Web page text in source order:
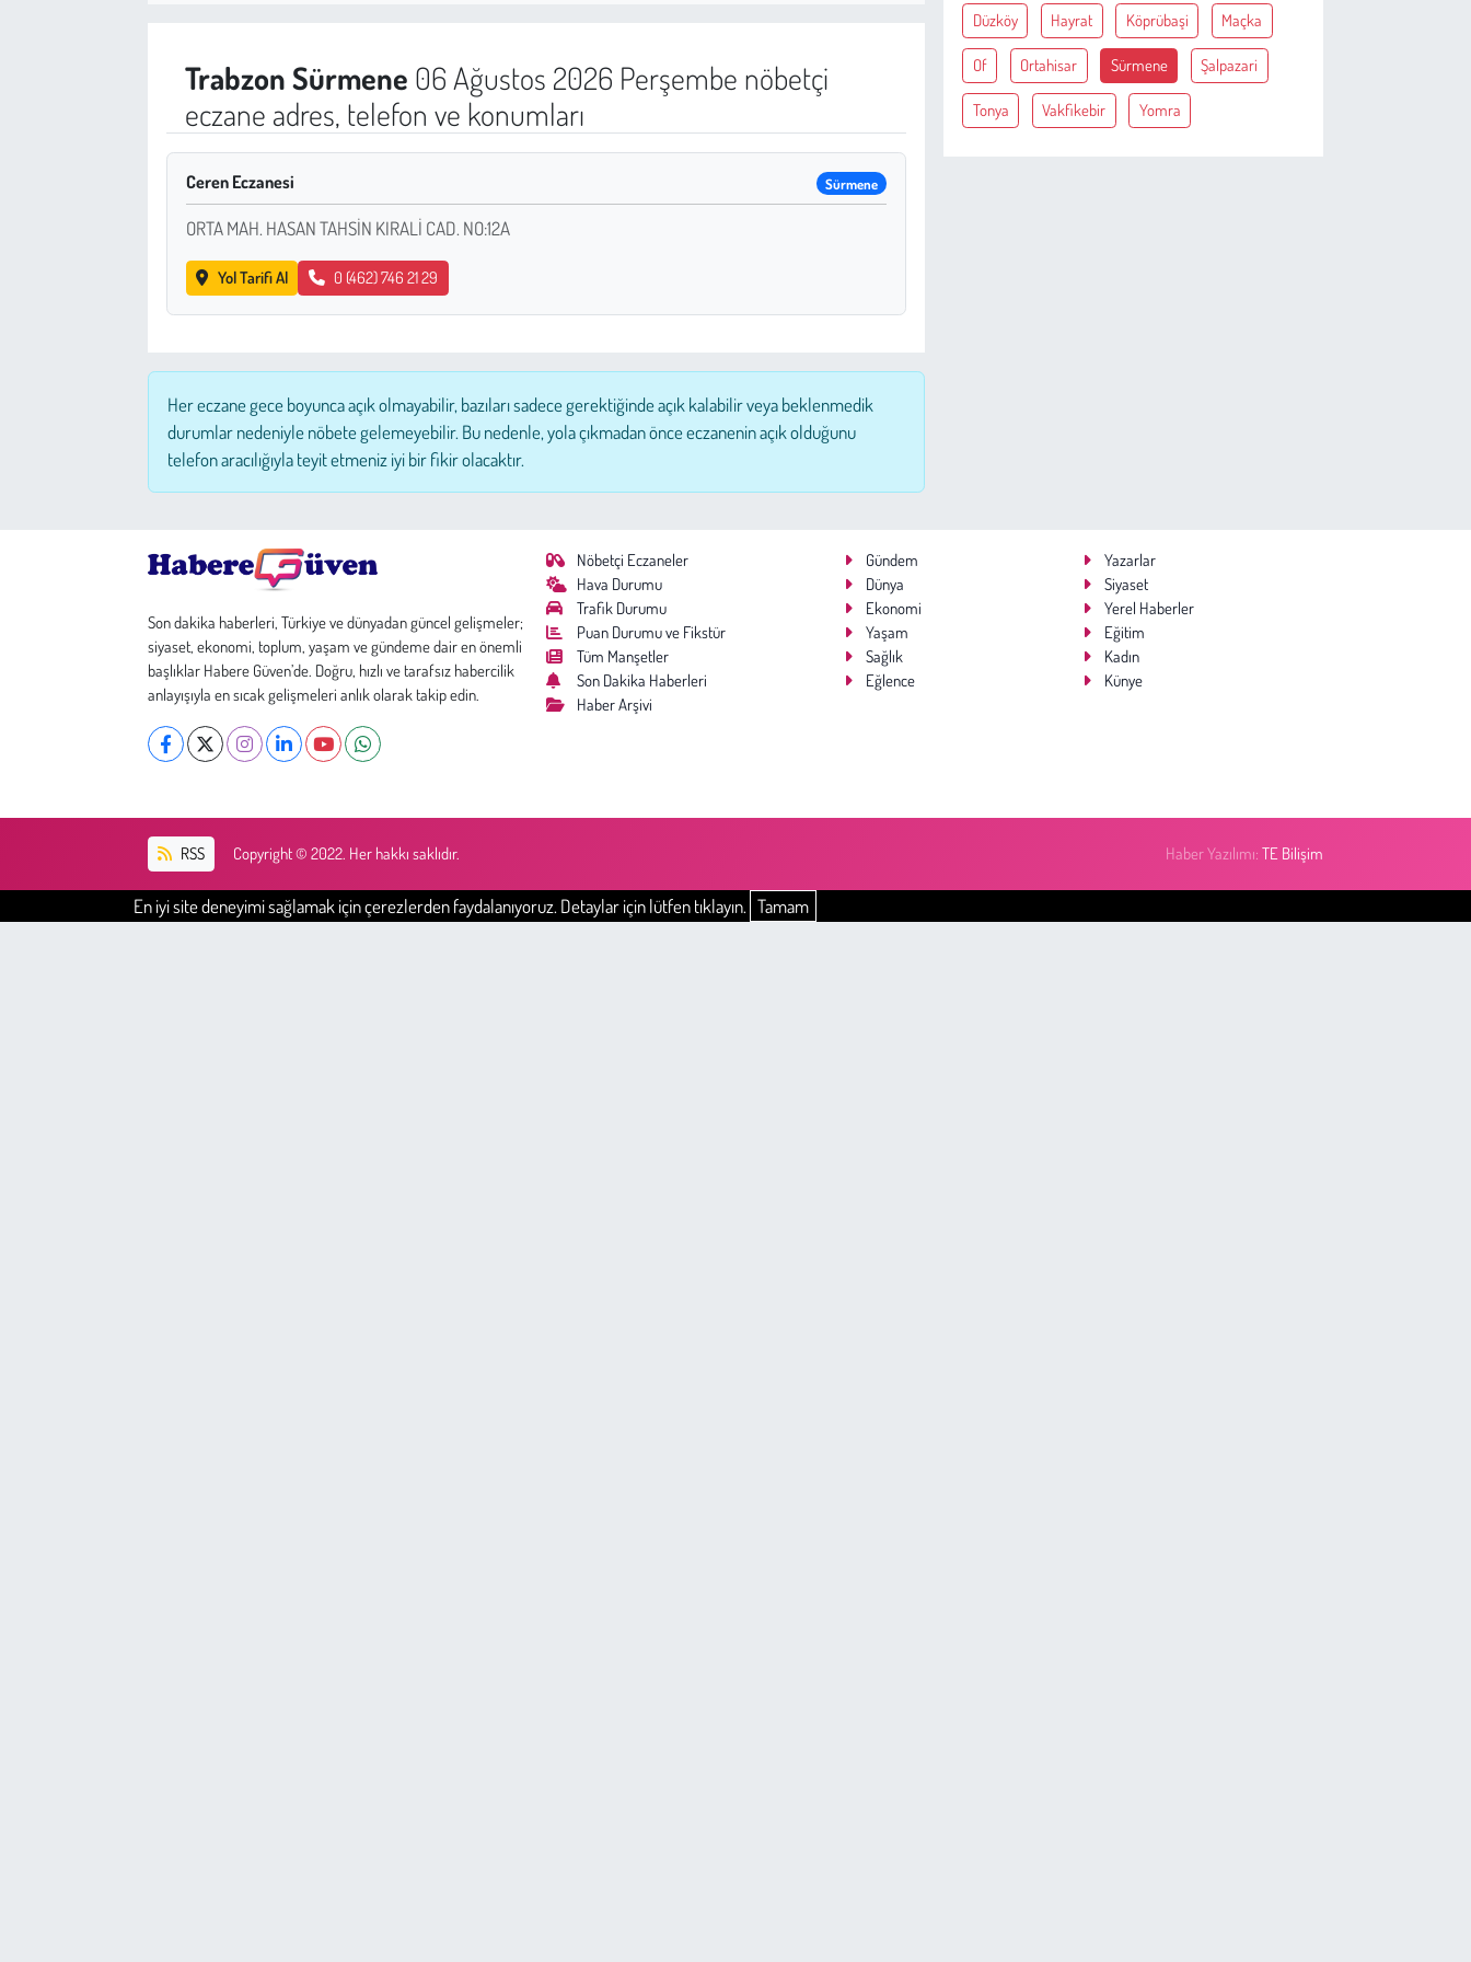
TrabzonSürmene 06 Ağustos 2026 Perşembe nöbetçi
eczane adres, telefon ve konumları
Ceren Eczanesi Sürmene
ORTA MAH. HASAN TAHSİN KIRALİ CAD. NO:12A
Yol Tarifi Al 0 (462) 746 21 29
Her eczane gece boyunca açık olmayabilir, bazıları sadece gerektiğinde açık kalabilir veya beklenmedik
durumlar nedeniyle nöbete gelemeyebilir. Bu nedenle, yola çıkmadan önce eczanenin açık olduğunu
telefon aracılığıyla teyit etmeniz iyi bir fikir olacaktır.
Düzköy Hayrat Köprübaşi Maçka
Of Ortahisar Sürmene Şalpazari
Tonya Vakfikebir Yomra
Son dakika haberleri, Türkiye ve dünyadan güncel gelişmeler;
siyaset, ekonomi, toplum, yaşam ve gündeme dair en önemli
başlıklar Habere Güven’de. Doğru, hızlı ve tarafsız habercilik
anlayışıyla en sıcak gelişmeleri anlık olarak takip edin.
Nöbetçi Eczaneler
Hava Durumu
Trafik Durumu
Puan Durumu ve Fikstür
Tüm Manşetler
Son Dakika Haberleri
Haber Arşivi
Gündem
Yazarlar
Dünya
Siyaset
Ekonomi
Yerel Haberler
Yaşam
Eğitim
Sağlık
Kadın
Eğlence
Künye
RSS Copyright © 2022. Her hakkı saklıdır. Haber Yazılımı:TE Bilişim
En iyi site deneyimi sağlamak için çerezlerden faydalanıyoruz. Detaylar için lütfen tıklayın. Tamam
Bilim - Teknoloji
Hayvan Hakları
Günün İçinden
Hukuk